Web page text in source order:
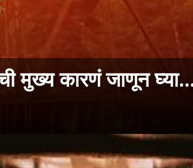
मुख्य कारणं जाणून